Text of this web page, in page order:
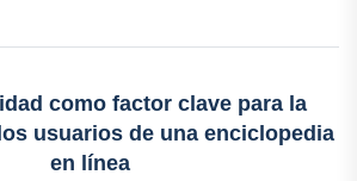
como factor clave para la
usuarios de una enciclopedia
en línea